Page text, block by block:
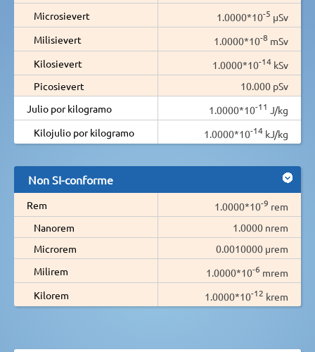
Microsievert
1.0000*10-5 µSv
Milisievert
1.0000*10-8 mSv
Kilosievert
1.0000*10-14 kSv
Picosievert
10.000 pSv
Julio por kilogramo
1.0000*10-11 J/kg
Kilojulio por kilogramo
1.0000*10-14 kJ/kg
Non SI-conforme
Rem 1.0000*10-9 rem
Nanorem
1.0000 nrem
Microrem
0.0010000 µrem
Milirem
1.0000*10-6 mrem
Kilorem
1.0000*10-12 krem